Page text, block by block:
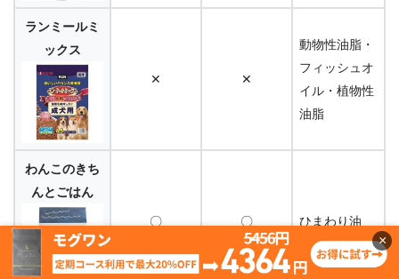
ランミールミ
ックス
✕ ✕
動物性油脂・
フィッシュオ
イル・植物性
油脂
わんこのきち
んとごはん
〇 〇 ひまわり油
×